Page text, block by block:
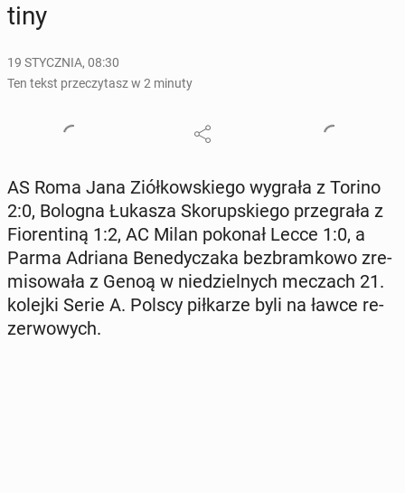
ti­ny
19 STYCZNIA, 08:30
Ten tekst przeczytasz w 2 minuty
AS Roma Jana Ziół­kow­skie­go wygrała z Torino
2:0, Bologna Łukasza Sko­rup­skie­go prze­gra­ła z
Fio­ren­ti­ną 1:2, AC Milan pokonał Lecce 1:0, a
Parma Adriana Be­ne­dy­cza­ka bez­bram­ko­wo zre­
mi­so­wa­ła z Genoą w nie­dziel­nych meczach 21.
kolejki Serie A. Polscy pił­ka­rze byli na ławce re­
zer­wo­wych.